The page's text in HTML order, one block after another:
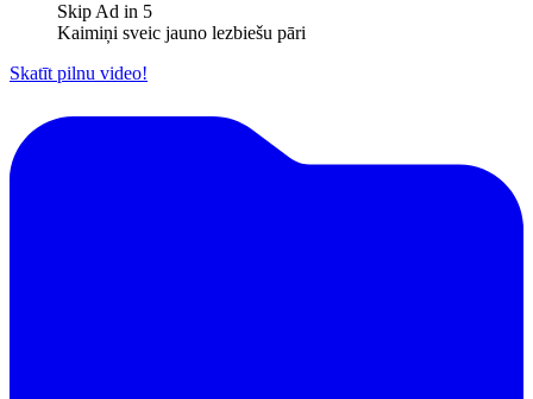
Skip Ad in 5
Kaimiņi sveic jauno lezbiešu pāri
Skatīt pilnu video!